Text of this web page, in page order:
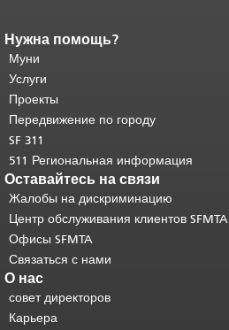
Конец содержимого
страницы.
страницы повторяется на каждой
странице.
основного содержимого .
Нужна помощь?
Муни
Услуги
Проекты
Передвижение по городу
SF 311
511 Региональная информация
Оставайтесь на связи
Жалобы на дискриминацию
Центр обслуживания клиентов SFMTA
Офисы SFMTA
Связаться с нами
О нас
совет директоров
Карьера